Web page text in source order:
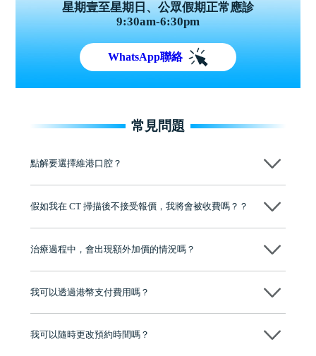
星期壹至星期日、公眾假期正常應診
9:30am-6:30pm
WhatsApp聯絡
常見問題
點解要選擇維港口腔？
牌」、「2025香港企業領袖品牌」，是諾貝爾種植系統全球放心植牙中
至今已服務超過三十個國家和地區的顧客，受到粵港澳大灣區及周邊城
有咨詢及服務保障中心，有任何問題都可以隨時預約免費咨詢，讓人十
假如我在 CT 掃描後不接受報價，我將會被收費嗎？？
治療過程中，會出現額外加價的情況嗎？
我可以透過港幣支付費用嗎？
可以。維港口腔會按照當日匯率轉算收取費用，而匯率會及時告知客人
我可以隨時更改預約時間嗎？